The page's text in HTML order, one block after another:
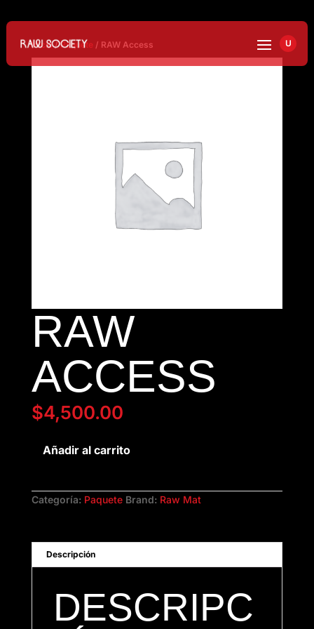
U
Inicio/Paquete/ RAW Access
RAW
ACCESS
$4,500.00
Access
cantidad
Añadir al carrito
Categoría: Paquete Brand: Raw Mat
Descripción
DESCRIPC